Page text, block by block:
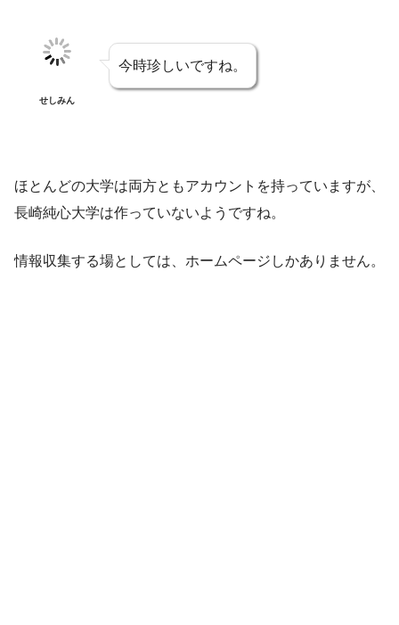
せしみん
今時珍しいですね。
ほとんどの大学は両方ともアカウントを持っていますが、
長崎純心大学は作っていないようですね。
情報収集する場としては、ホームページしかありません。